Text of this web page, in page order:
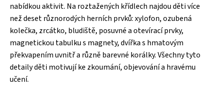
nabídkou aktivit. Na roztažených křídlech najdou děti více
než deset různorodých herních prvků: xylofon, ozubená
kolečka, zrcátko, bludiště, posuvné a otevírací prvky,
magnetickou tabulku s magnety, dvířka s hmatovým
překvapením uvnitř a různě barevné korálky. Všechny tyto
detaily děti motivují ke zkoumání, objevování a hravému
učení.